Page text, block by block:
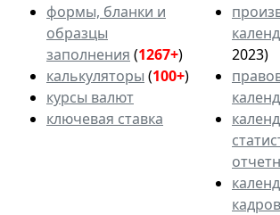
формы, бланки и
образцы
заполнения (1267+)
калькуляторы (100+)
курсы валют
ключевая ставка
2023)